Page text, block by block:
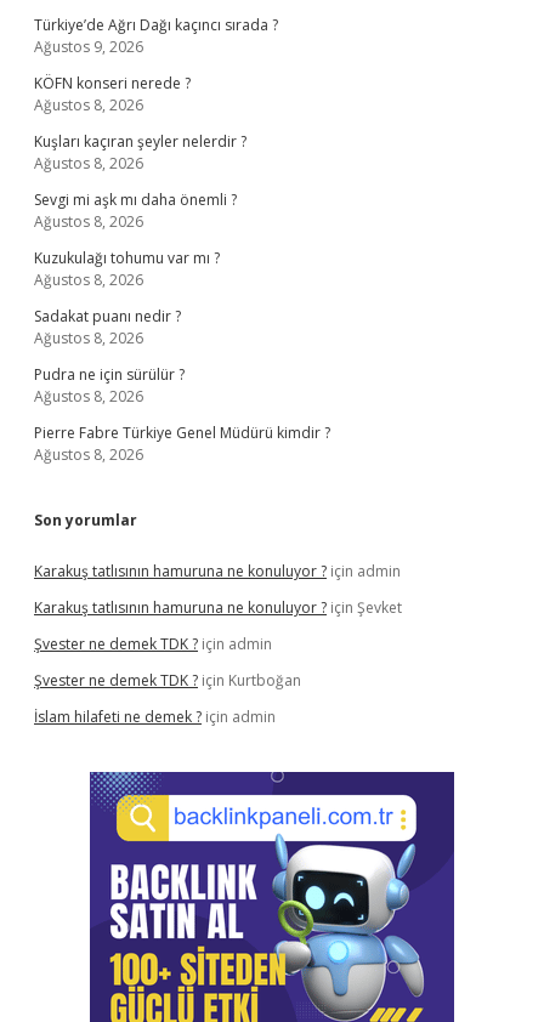
Türkiye’de Ağrı Dağı kaçıncı sırada ?
Ağustos 9, 2026
KÖFN konseri nerede ?
Ağustos 8, 2026
Kuşları kaçıran şeyler nelerdir ?
Ağustos 8, 2026
Sevgi mi aşk mı daha önemli ?
Ağustos 8, 2026
Kuzukulağı tohumu var mı ?
Ağustos 8, 2026
Sadakat puanı nedir ?
Ağustos 8, 2026
Pudra ne için sürülür ?
Ağustos 8, 2026
Pierre Fabre Türkiye Genel Müdürü kimdir ?
Ağustos 8, 2026
Son yorumlar
Karakuş tatlısının hamuruna ne konuluyor ? için admin
Karakuş tatlısının hamuruna ne konuluyor ? için Şevket
Şvester ne demek TDK ? için admin
Şvester ne demek TDK ? için Kurtboğan
İslam hilafeti ne demek ? için admin